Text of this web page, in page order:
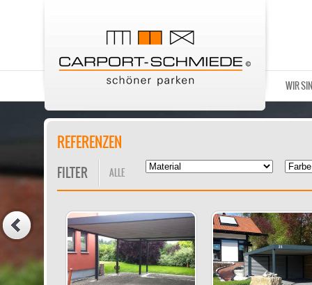
WIR
REFERENZEN
FILTER ALLE